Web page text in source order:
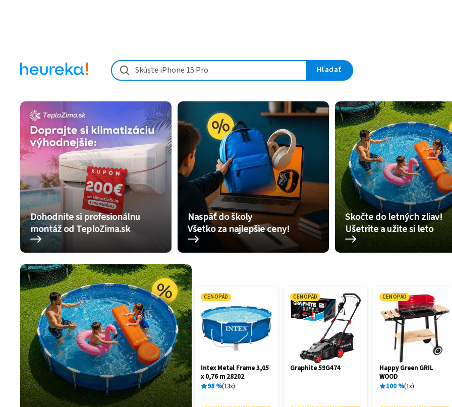
Skúste iPhone 15 Pro Hľadať
Dohodnite si profesionálnu
montáž od TeploZima.sk
Naspäť do školy
Všetko za najlepšie ceny!
Skočte do letných zliav!
Ušetrite a užite si leto
CENOPÁD
Intex Metal Frame 3,05
x 0,76 m 28202
98 % 13x
CENOPÁD
Graphite 59G474
CENOPÁD
Happy Green GRIL
WOOD
100 % 1x